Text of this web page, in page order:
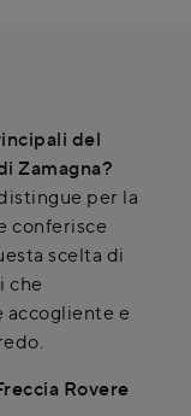
del
Zamagna?
per la
conferisce
scelta di
che
accogliente e
Rovere